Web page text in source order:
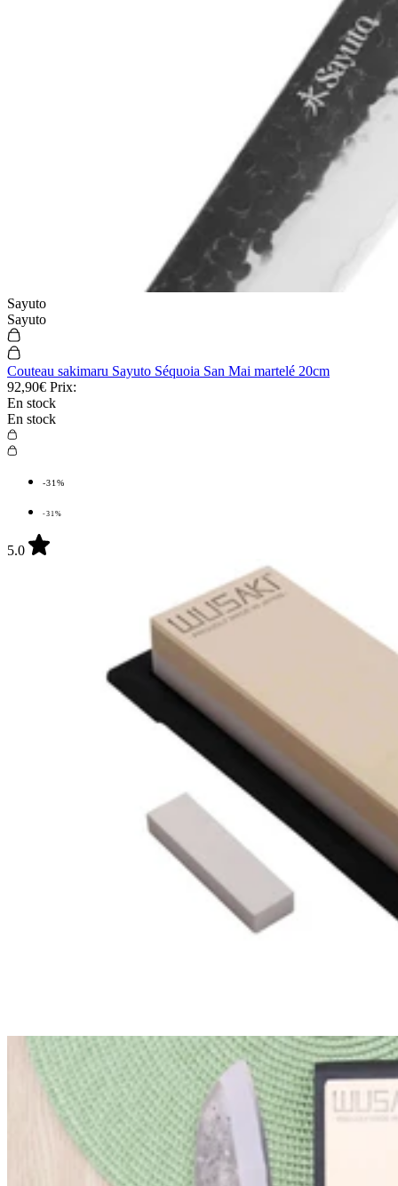
Sayuto
Sayuto
Couteau sakimaru Sayuto Séquoia San Mai martelé 20cm
92,90€ Prix:
En stock
En stock
-31%
-31%
5.0